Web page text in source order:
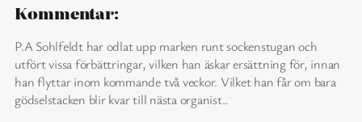
Kommentar:
P.A Sohlfeldt har odlat upp marken runt sockenstugan och
utfört vissa förbättringar, vilken han äskar ersättning för, innan
han flyttar inom kommande två veckor. Vilket han får om bara
gödselstacken blir kvar till nästa organist..